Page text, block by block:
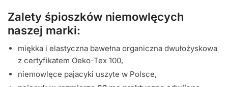
Zalety śpioszków niemowlęcych
naszej marki:
miękka i elastyczna bawełna organiczna dwułożyskowa
z certyfikatem Oeko-Tex 100,
niemowlęce pajacyki uszyte w Polsce,